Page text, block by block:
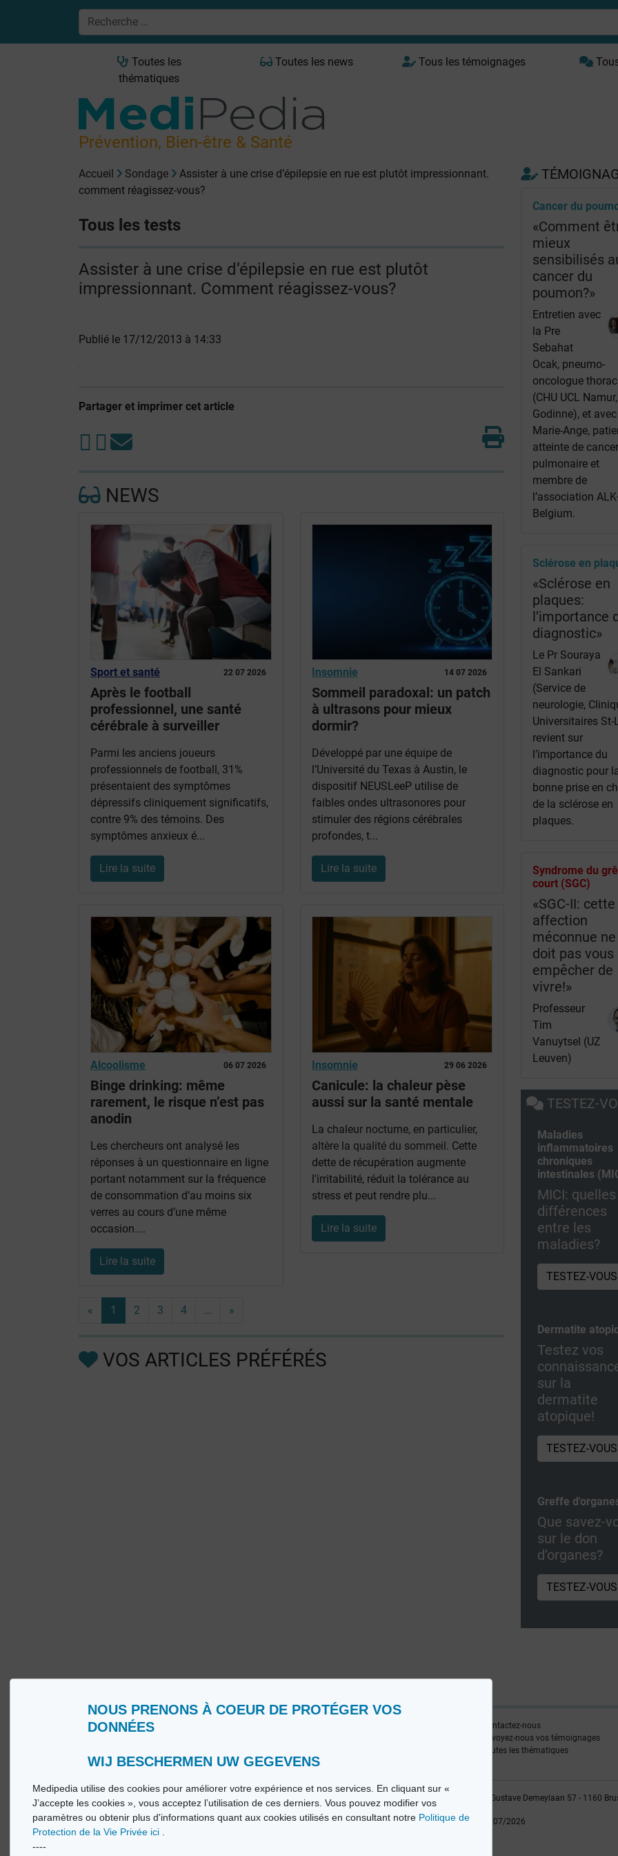
NOUS PRENONS À COEUR DE PROTÉGER VOS
DONNÉES
WIJ BESCHERMEN UW GEGEVENS
Medipedia utilise des cookies pour améliorer votre expérience et nos services. En cliquant sur «
J’accepte les cookies », vous acceptez l’utilisation de ces derniers. Vous pouvez modifier vos
paramètres ou obtenir plus d'informations quant aux cookies utilisés en consultant notre Politique de
Protection de la Vie Privée ici .
----
Toutes les
thématiques
Toutes les news Tous les témoignages
Prévention, Bien-être & Santé
Accueil Sondage
Assister à une crise d’épilepsie en rue est plutôt impressionnant.
comment réagissez-vous?
Tous les tests
Assister à une crise d’épilepsie en rue est plutôt
impressionnant. Comment réagissez-vous?
Publié le 17/12/2013 à 14:33
Partager et imprimer cet article
NEWS
22 07 2026
Sport et santé
Après le football
professionnel, une santé
cérébrale à surveiller
Parmi les anciens joueurs
professionnels de football, 31%
présentaient des symptômes
dépressifs cliniquement significatifs,
contre 9% des témoins. Des
symptômes anxieux é...
Lire la suite
14 07 2026
Insomnie
Sommeil paradoxal: un patch
à ultrasons pour mieux
dormir?
Développé par une équipe de
l’Université du Texas à Austin, le
dispositif NEUSLeeP utilise de
faibles ondes ultrasonores pour
stimuler des régions cérébrales
profondes, t...
Lire la suite
06 07 2026
Alcoolisme
Binge drinking: même
rarement, le risque n’est pas
anodin
Les chercheurs ont analysé les
réponses à un questionnaire en ligne
portant notamment sur la fréquence
de consommation d’au moins six
verres au cours d’une même
occasion....
Lire la suite
29 06 2026
Insomnie
Canicule: la chaleur pèse
aussi sur la santé mentale
La chaleur nocturne, en particulier,
altère la qualité du sommeil. Cette
dette de récupération augmente
l'irritabilité, réduit la tolérance au
stress et peut rendre plu...
Lire la suite
« 1 2 3 4 … »
VOS ARTICLES PRÉFÉRÉS
Cancer du
«Comment
mieux
sensibilisés
cancer du
poumon?»
Entretien avec
la Pre
Sebahat
Ocak, pneumo-
oncologue
(CHU UCL Namur,
Godinne), et avec
Marie-Ange,
atteinte de cancer
pulmonaire et
membre de
l’association
Belgium.
Sclérose en
«Sclérose en
plaques:
l’importance
diagnostic»
Le Pr Souraya
El Sankari
(Service de
neurologie,
Universitaires St-
revient sur
l’importance du
diagnostic pour
bonne prise en
de la sclérose en
plaques.
Syndrome du
court (SGC)
«SGC-II: cette
affection
méconnue ne
doit pas vous
empêcher de
vivre!»
Professeur
Tim
Vanuytsel (UZ
Leuven)
TESTEZ-
Maladies
inflammatoires
chroniques
intestinales
MICI: quelles
différences
entre les
maladies?
TESTEZ-VOUS
Dermatite
Testez vos
sur la
dermatite
atopique!
TESTEZ-VOUS
Greffe
Que savez-
sur le don
d’organes?
TESTEZ-VOUS
Qui sommes nous ?
Contactez-nous
Envoyez-nous vos témoignages
Toutes les thématiques
© Vivio sa, 2014-2026 - Tous droits réservés | Avenue Gustave Demeylaan 57 - 1160
Dernière mise à jour: 22/07/2026